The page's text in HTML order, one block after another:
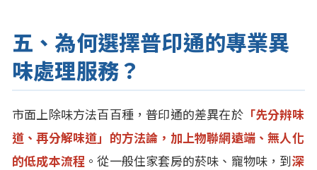
五、為何選擇普印通的專業異
味處理服務？
市面上除味方法百百種，普印通的差異在於「先分辨味
道、再分解味道」的方法論，加上物聯網遠端、無人化
的低成本流程 。從一般住家套房的菸味、寵物味，到深